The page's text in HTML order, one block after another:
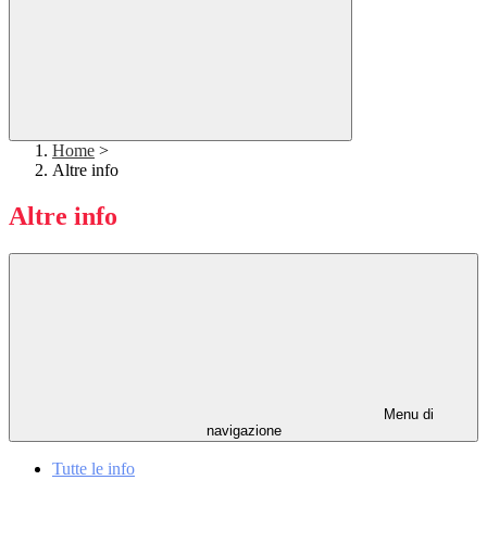
Home >
Altre info
Altre info
Menu di
navigazione
Tutte le info